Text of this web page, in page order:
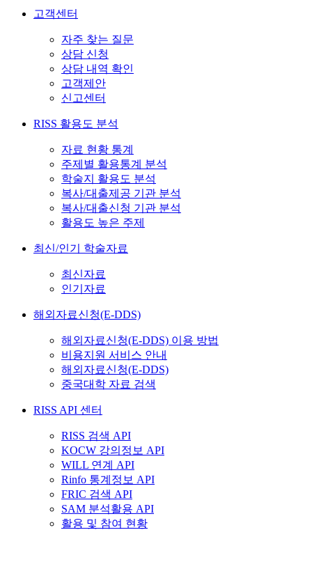
고객센터
자주 찾는 질문
상담 신청
상담 내역 확인
고객제안
신고센터
RISS 활용도 분석
자료 현황 통계
주제별 활용통계 분석
학술지 활용도 분석
복사/대출제공 기관 분석
복사/대출신청 기관 분석
활용도 높은 주제
최신/인기 학술자료
최신자료
인기자료
해외자료신청(E-DDS)
해외자료신청(E-DDS) 이용 방법
비용지원 서비스 안내
해외자료신청(E-DDS)
중국대학 자료 검색
RISS API 센터
RISS 검색 API
KOCW 강의정보 API
WILL 연계 API
Rinfo 통계정보 API
FRIC 검색 API
SAM 분석활용 API
활용 및 참여 현황